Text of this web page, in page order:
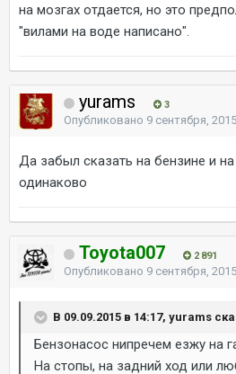
на мозгах отдается, но это
"вилами на воде написано".
yurams 3
Опубликовано 9 сентября, 2015
Да забыл сказать на бензине и на
одинаково
Toyota007 2 891
Опубликовано 9 сентября, 2015
В 09.09.2015 в 14:17, yurams
Бензонасос нипречем езжу на
На стопы, на задний ход или